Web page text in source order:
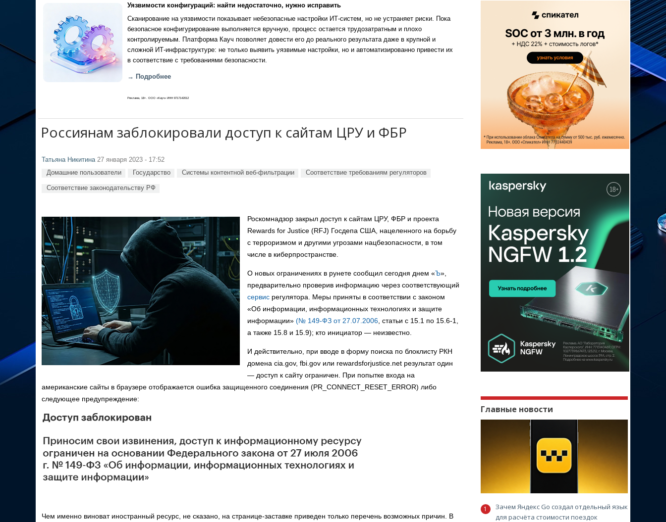
Уязвимости конфигураций: найти недостаточно, нужно исправить
Сканирование на уязвимости показывает небезопасные настройки ИТ-систем, но не устраняет риски. Пока
безопасное конфигурирование выполняется вручную, процесс остается трудозатратным и плохо
контролируемым. Платформа Кауч позволяет довести его до реального результата даже в крупной и
сложной ИТ-инфраструктуре: не только выявить уязвимые настройки, но и автоматизированно привести их
в соответствие с требованиями безопасности.
→ Подробнее
Реклама, 18+. ООО «Кауч» ИНН 9717142012
Россиянам заблокировали доступ к сайтам ЦРУ и ФБР
Татьяна Никитина27 января 2023 - 17:52
Домашние пользователи Государство Системы контентной веб-фильтрации Соответствие требованиям регуляторов
Соответствие законодательству РФ
Роскомнадзор закрыл доступ к сайтам ЦРУ, ФБР и проекта
Rewards for Justice (RFJ) Госдепа США, нацеленного на борьбу
с терроризмом и другими угрозами нацбезопасности, в том
числе в киберпространстве.
О новых ограничениях в рунете сообщил сегодня днем «Ъ»,
предварительно проверив информацию через соответствующий
сервис регулятора. Меры приняты в соответствии с законом
«Об информации, информационных технологиях и защите
информации» (№ 149-ФЗ от 27.07.2006 , статьи с 15.1 по 15.6-1,
а также 15.8 и 15.9); кто инициатор — неизвестно.
И действительно, при вводе в форму поиска по блоклисту РКН
домена cia.gov, fbi.gov или rewardsforjustice.net результат один
— доступ к сайту ограничен. При попытке входа на
американские сайты в браузере отображается ошибка защищенного соединения (PR_CONNECT_RESET_ERROR) либо
следующее предупреждение:
Чем именно виноват иностранный ресурс, не сказано, на странице-заставке приведен только перечень возможных причин. В
Главные новости
Зачем Яндекс Go создал отдельный язык
для расчёта стоимости поездок